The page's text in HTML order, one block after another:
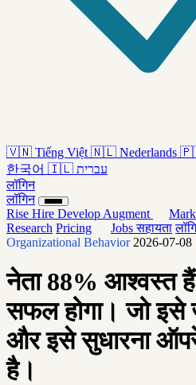
🇻🇳 Tiếng Việt 🇳🇱 Nederlands
한국어 🇮🇱 עברית
लॉगिन
लॉगिन
Rise Hire Develop Augment
Research Pricing Jobsसहायता
Organizational Behavior 2026-07-08
नेता 88% आश्वस्त हैं
सफल होगा। जो इसे
और इसे सुधारना
है।